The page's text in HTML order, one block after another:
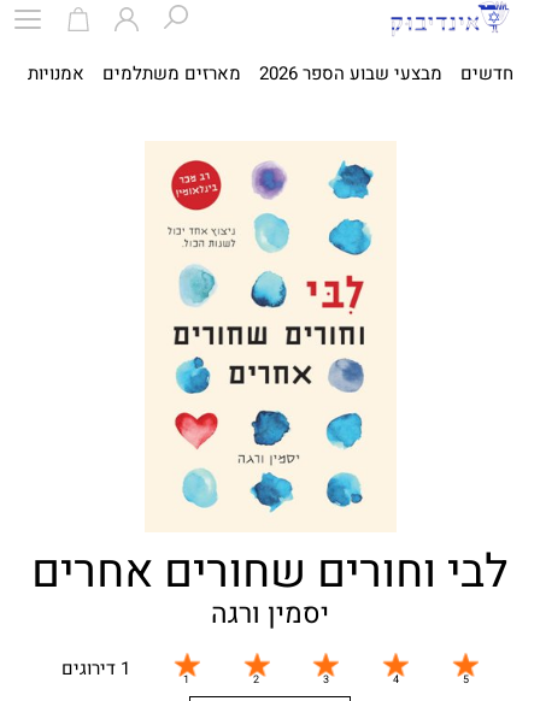
חדשים מבצעי שבוע הספר 2026 מארזים משתלמים אמנויות
לבי וחורים שחורים אחרים
יסמין ורגה
1 דירוגים